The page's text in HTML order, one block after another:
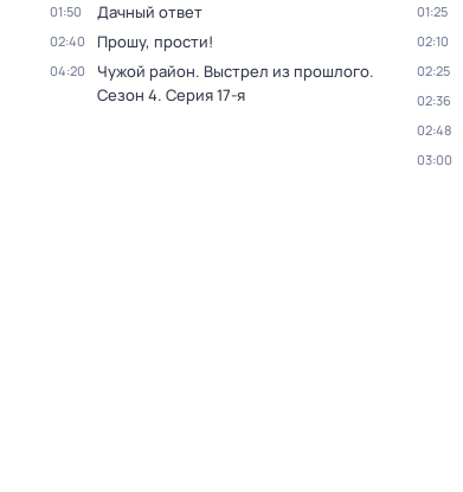
01:50 Дачный ответ
02:40 Прошу, прости!
04:20 Чужой район. Выстрел из прошлого.
Сезон 4. Серия 17-я
01:25
02:10
02:25
02:36
02:48
03:00